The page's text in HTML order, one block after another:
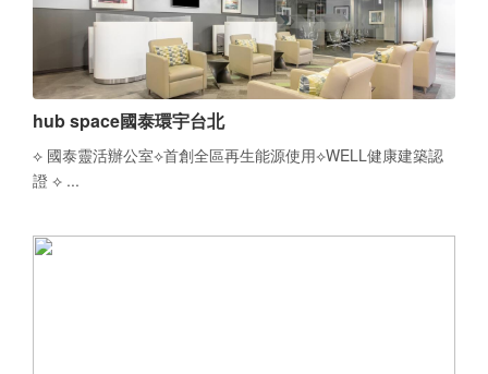
hub space國泰環宇台北
⟡ 國泰靈活辦公室⟡首創全區再生能源使用⟡WELL健康建築認
證 ⟡ ...